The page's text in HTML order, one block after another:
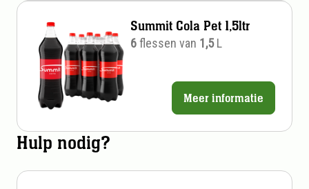
Summit Cola Pet 1,5ltr
6flessen van 1,5L
Meer informatie
Hulp nodig?